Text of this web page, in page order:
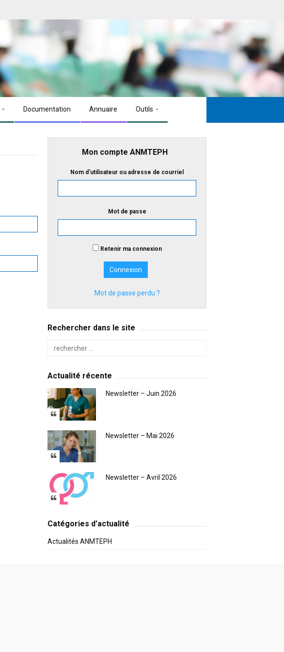
Documentation Annuaire Outils
Mon compte ANMTEPH
Nom d'utilisateur ou adresse de courriel
Mot de passe
Retenir ma connexion
Mot de passe perdu ?
Rechercher dans le site
Actualité récente
Newsletter – Juin 2026
Newsletter – Mai 2026
Newsletter – Avril 2026
Catégories d’actualité
Actualités ANMTEPH